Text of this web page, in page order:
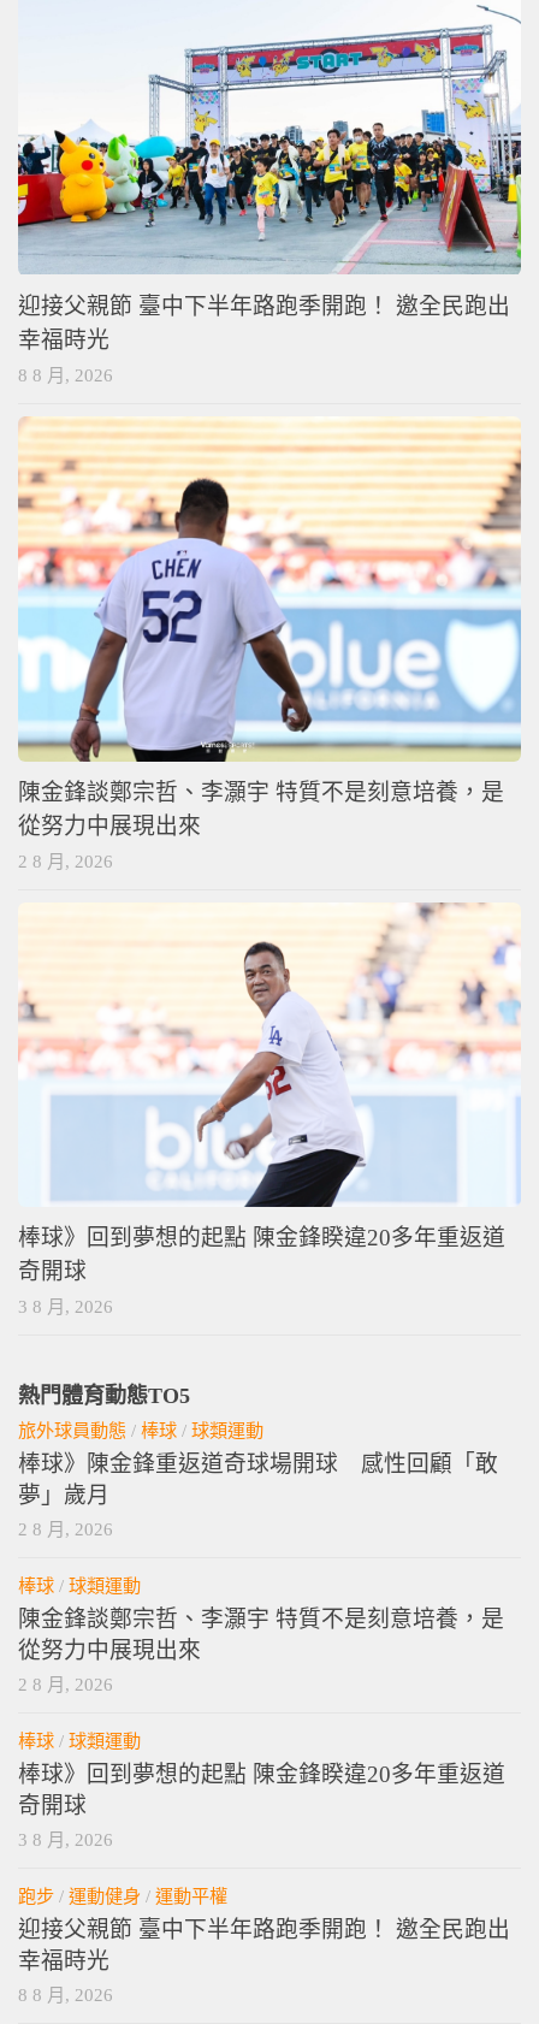
迎接父親節 臺中下半年路跑季開跑！ 邀全民跑出
幸福時光
8 8 月, 2026
陳金鋒談鄭宗哲、李灝宇 特質不是刻意培養，是
從努力中展現出來
2 8 月, 2026
棒球》回到夢想的起點 陳金鋒睽違20多年重返道
奇開球
3 8 月, 2026
熱門體育動態TO5
旅外球員動態 / 棒球 / 球類運動
棒球》陳金鋒重返道奇球場開球 感性回顧「敢
夢」歲月
2 8 月, 2026
棒球 / 球類運動
陳金鋒談鄭宗哲、李灝宇 特質不是刻意培養，是
從努力中展現出來
2 8 月, 2026
棒球 / 球類運動
棒球》回到夢想的起點 陳金鋒睽違20多年重返道
奇開球
3 8 月, 2026
跑步 / 運動健身 / 運動平權
迎接父親節 臺中下半年路跑季開跑！ 邀全民跑出
幸福時光
8 8 月, 2026